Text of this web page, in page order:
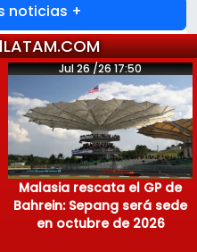
noticias +
Jul 26 /26 17:50
Malasia rescata el GP de
Bahrein: Sepang será sede
en octubre de 2026